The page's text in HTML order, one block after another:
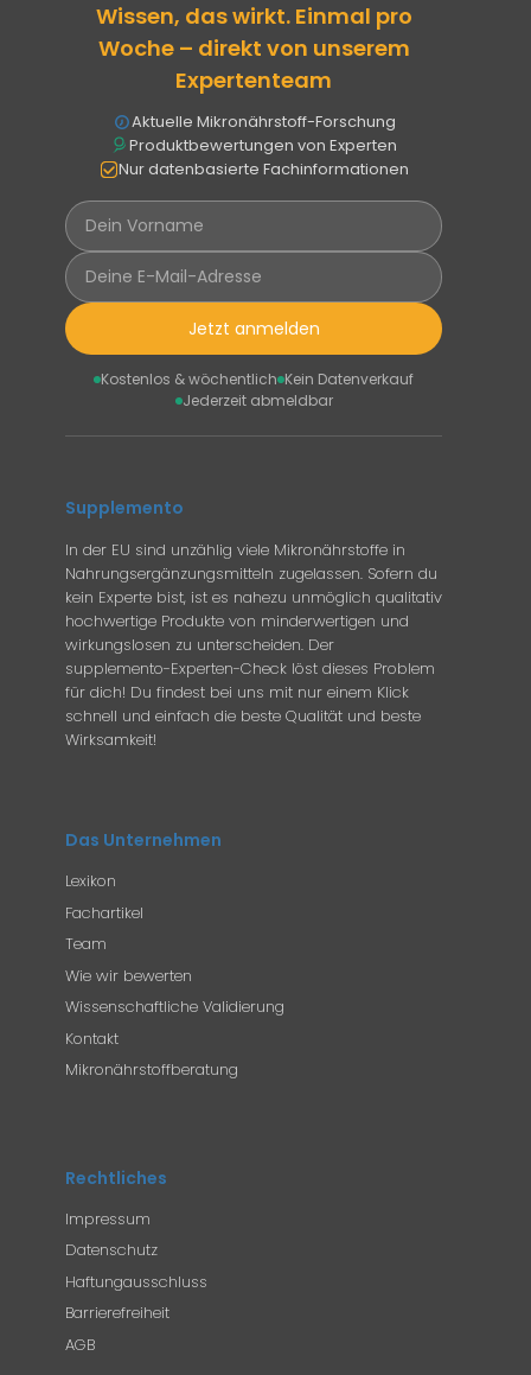
Wissen, das wirkt. Einmal pro
Woche – direkt von unserem
Expertenteam
Aktuelle Mikronährstoff-Forschung
Produktbewertungen von Experten
Nur datenbasierte Fachinformationen
Jetzt anmelden
Kostenlos & wöchentlich Kein Datenverkauf
Jederzeit abmeldbar
Supplemento
In der EU sind unzählig viele Mikronährstoffe in
Nahrungsergänzungsmitteln zugelassen. Sofern du
kein Experte bist, ist es nahezu unmöglich qualitativ
hochwertige Produkte von minderwertigen und
wirkungslosen zu unterscheiden. Der
supplemento-Experten-Check löst dieses Problem
für dich! Du findest bei uns mit nur einem Klick
schnell und einfach die beste Qualität und beste
Wirksamkeit!
Das Unternehmen
Lexikon
Fachartikel
Team
Wie wir bewerten
Wissenschaftliche Validierung
Kontakt
Mikronährstoffberatung
Rechtliches
Impressum
Datenschutz
Haftungausschluss
Barrierefreiheit
AGB